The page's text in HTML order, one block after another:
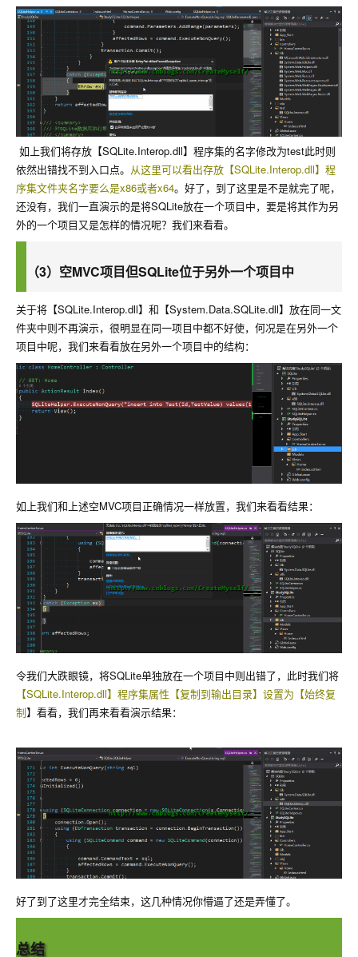
如上我们将存放【SQLite.Interop.dll】程序集的名字修改为test此时则
依然出错找不到入口点。 从这里可以看出存放【SQLite.Interop.dll】程
序集文件夹名字要么是x86或者x64。好了，到了这里是不是就完了呢，
还没有，我们一直演示的是将SQLite放在一个项目中，要是将其作为另
外的一个项目又是怎样的情况呢？我们来看看。
（3）空MVC项目但SQLite位于另外一个项目中
关于将【SQLite.Interop.dll】和【System.Data.SQLite.dll】放在同一文
件夹中则不再演示，很明显在同一项目中都不好使，何况是在另外一个
项目中呢，我们来看看放在另外一个项目中的结构：
如上我们和上述空MVC项目正确情况一样放置，我们来看看结果：
令我们大跌眼镜，将SQLite单独放在一个项目中则出错了，此时我们将
【SQLite.Interop.dll】程序集属性【复制到输出目录】设置为【始终复
制】看看，我们再来看看演示结果：
好了到了这里才完全结束，这几种情况你懵逼了还是弄懂了。
总结